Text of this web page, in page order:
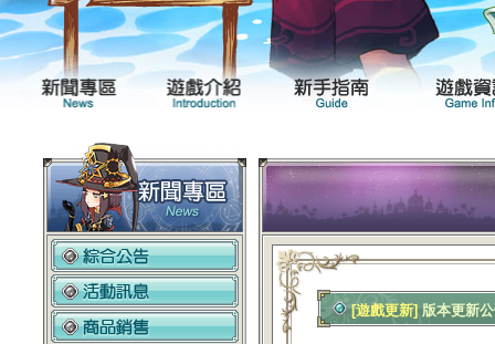
新聞專區 遊戲介紹
[遊戲更新] 版本更新